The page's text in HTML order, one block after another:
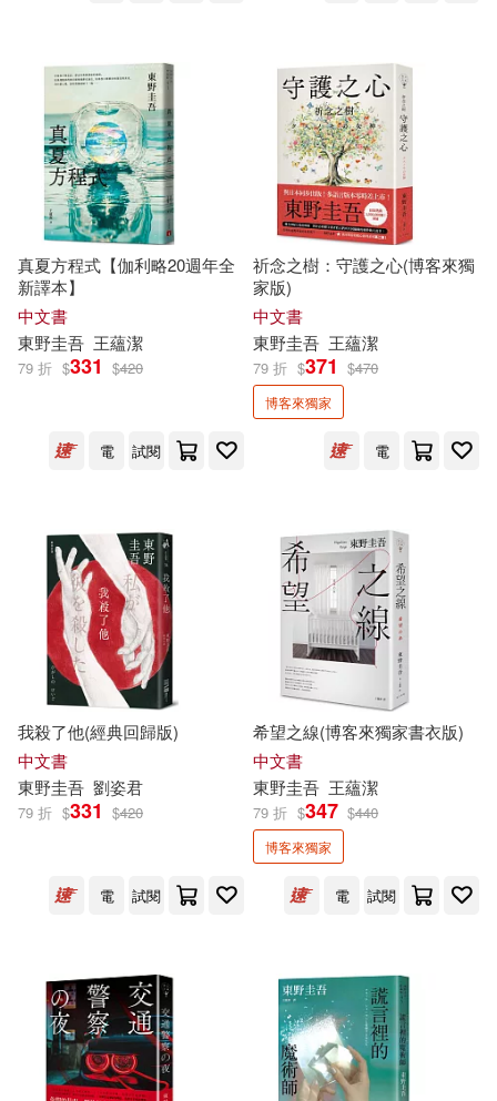
真夏方程式【伽利略20週年全
新譯本】
中文書
東野圭吾 王蘊潔
79 折 $331 $420
電 試閱
祈念之樹：守護之心(博客來獨
家版)
中文書
東野圭吾 王蘊潔
79 折 $371 $470
博客來獨家
電
我殺了他(經典回歸版)
中文書
東野圭吾 劉姿君
79 折 $331 $420
電 試閱
希望之線(博客來獨家書衣版)
中文書
東野圭吾 王蘊潔
79 折 $347 $440
博客來獨家
電 試閱